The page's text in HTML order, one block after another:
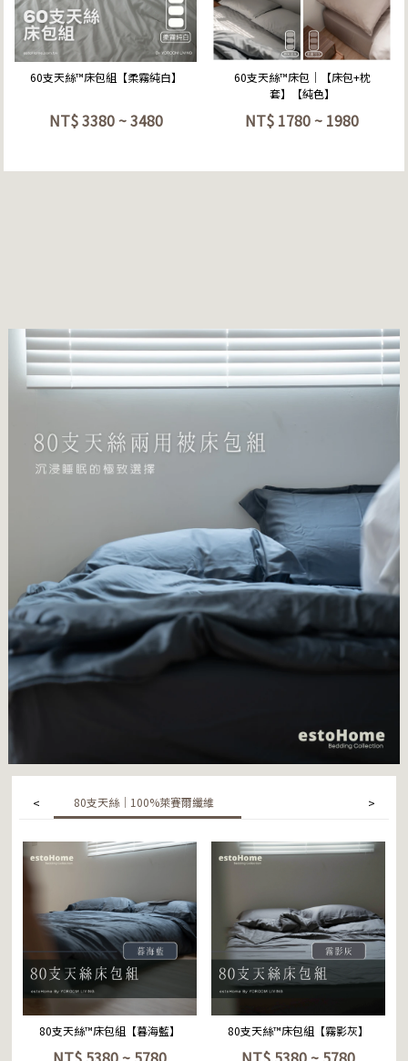
立即選購
60支天絲™床包組【柔霧純白】
NT$3380 ~ 3480
立即選購
60支天絲™床包｜【床包+枕
套】【純色】
NT$ 1780 ~ 1980
< 80支天絲｜100%萊賽爾纖維 >
立即選購
80支天絲™床包組【暮海藍】
立即選購
80支天絲™床包組【霧影灰】